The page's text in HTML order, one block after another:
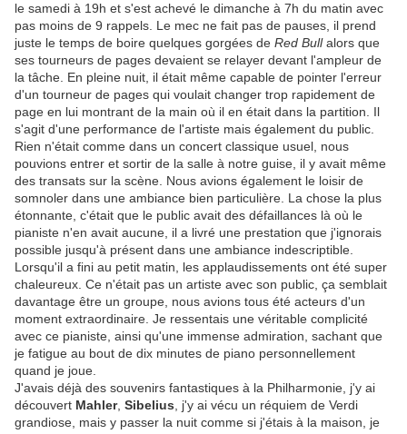
le samedi à 19h et s'est achevé le dimanche à 7h du matin avec
pas moins de 9 rappels. Le mec ne fait pas de pauses, il prend
juste le temps de boire quelques gorgées de Red Bullalors que
ses tourneurs de pages devaient se relayer devant l'ampleur de
la tâche. En pleine nuit, il était même capable de pointer l'erreur
d'un tourneur de pages qui voulait changer trop rapidement de
page en lui montrant de la main où il en était dans la partition. Il
s'agit d'une performance de l'artiste mais également du public.
Rien n'était comme dans un concert classique usuel, nous
pouvions entrer et sortir de la salle à notre guise, il y avait même
des transats sur la scène. Nous avions également le loisir de
somnoler dans une ambiance bien particulière. La chose la plus
étonnante, c'était que le public avait des défaillances là où le
pianiste n'en avait aucune, il a livré une prestation que j'ignorais
possible jusqu'à présent dans une ambiance indescriptible.
Lorsqu'il a fini au petit matin, les applaudissements ont été super
chaleureux. Ce n'était pas un artiste avec son public, ça semblait
davantage être un groupe, nous avions tous été acteurs d'un
moment extraordinaire. Je ressentais une véritable complicité
avec ce pianiste, ainsi qu'une immense admiration, sachant que
je fatigue au bout de dix minutes de piano personnellement
quand je joue.
J'avais déjà des souvenirs fantastiques à la Philharmonie, j'y ai
découvert Mahler, Sibelius , j'y ai vécu un réquiem de Verdi
grandiose, mais y passer la nuit comme si j'étais à la maison, je